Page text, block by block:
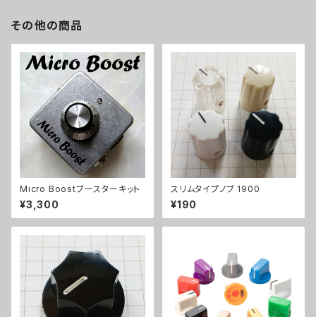
その他の商品
Micro Boostブースターキット
¥3,300
スリムタイプノブ 1900
¥190